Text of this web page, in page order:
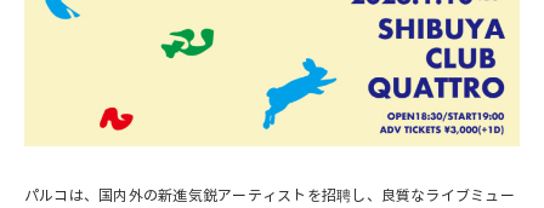
パルコは、国内外の新進気鋭アーティストを招聘し、良質なライブミュー